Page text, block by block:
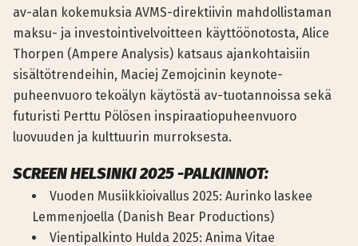
av-alan kokemuksia AVMS-direktiivin mahdollistaman
maksu- ja investointivelvoitteen käyttöönotosta, Alice
Thorpen (Ampere Analysis) katsaus ajankohtaisiin
sisältötrendeihin, Maciej Zemojcinin keynote-
puheenvuoro tekoälyn käytöstä av-tuotannoissa sekä
futuristi Perttu Pölösen inspiraatiopuheenvuoro
luovuuden ja kulttuurin murroksesta.
SCREEN HELSINKI 2025 -PALKINNOT:
Vuoden Musiikkioivallus 2025: Aurinko laskee
Lemmenjoella (Danish Bear Productions)
Vientipalkinto Hulda 2025: Anima Vitae